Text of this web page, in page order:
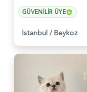
GÜVENILIR ÜYE
İstanbul / Beykoz